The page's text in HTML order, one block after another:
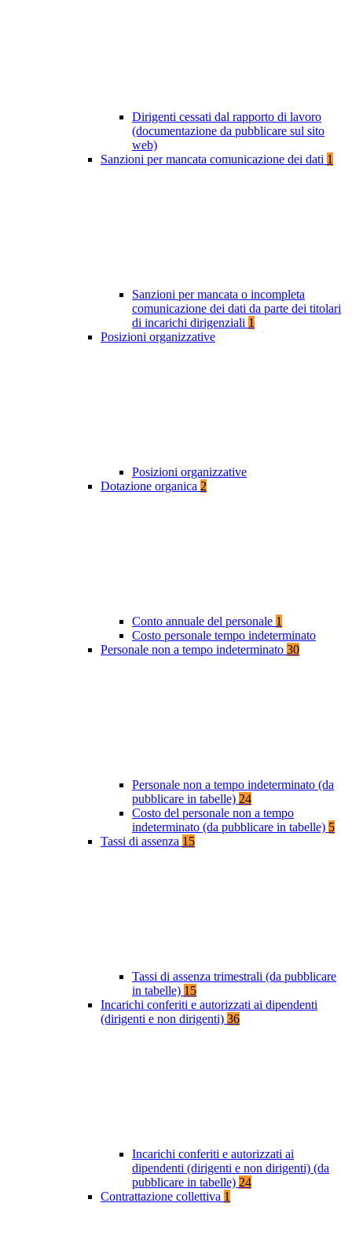
Dirigenti cessati dal rapporto di lavoro
(documentazione da pubblicare sul sito
web)
Sanzioni per mancata comunicazione dei dati 1
Sanzioni per mancata o incompleta
comunicazione dei dati da parte dei titolari
di incarichi dirigenziali 1
Posizioni organizzative
Posizioni organizzative
Dotazione organica 2
Conto annuale del personale 1
Costo personale tempo indeterminato
Personale non a tempo indeterminato 30
Personale non a tempo indeterminato (da
pubblicare in tabelle) 24
Costo del personale non a tempo
indeterminato (da pubblicare in tabelle) 5
Tassi di assenza 15
Tassi di assenza trimestrali (da pubblicare
in tabelle) 15
Incarichi conferiti e autorizzati ai dipendenti
(dirigenti e non dirigenti) 36
Incarichi conferiti e autorizzati ai
dipendenti (dirigenti e non dirigenti) (da
pubblicare in tabelle) 24
Contrattazione collettiva 1